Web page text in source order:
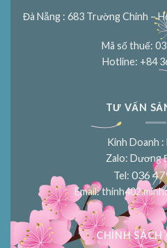
Đà Nẵng : 683 Trường Chinh –
Mã số thuế:
Hotline: +84
TƯ VẤN
Kinh Doanh :
Zalo: Dương
Tel: 036
Email:
CHÍNH SÁCH